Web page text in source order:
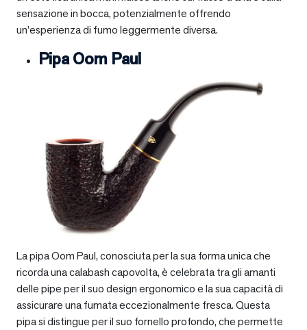
sensazione in bocca, potenzialmente offrendo
un’esperienza di fumo leggermente diversa.
Pipa Oom Paul
La pipa Oom Paul, conosciuta per la sua forma unica che
ricorda una calabash capovolta, è celebrata tra gli amanti
delle pipe per il suo design ergonomico e la sua capacità di
assicurare una fumata eccezionalmente fresca. Questa
pipa si distingue per il suo fornello profondo, che permette